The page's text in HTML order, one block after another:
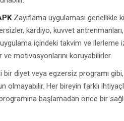
Zayıflama uygulaması genellikle
kardiyo, kuvvet
uygulama içindeki takvim ve
motivasyonlarını koruyabilirler.
bir diyet veya egzersiz programı
olmayabilir. Her bireyin farklı
başlamadan önce bir